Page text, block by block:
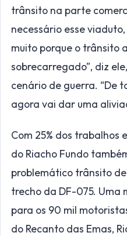
trânsito na parte
necessário esse
muito porque o trânsito
sobrecarregado”, diz
cenário de guerra. “De
agora vai dar uma
Com 25% dos trabalhos
do Riacho Fundo
problemático trânsito
trecho da DF-075.
para os 90 mil
do Recanto das Emas,